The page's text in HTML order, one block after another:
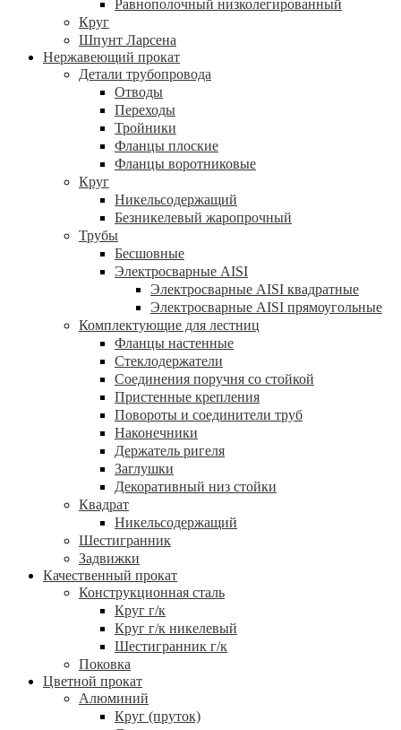
Равнополочный низколегированный
Круг
Шпунт Ларсена
Нержавеющий прокат
Детали трубопровода
Отводы
Переходы
Тройники
Фланцы плоские
Фланцы воротниковые
Круг
Никельсодержащий
Безникелевый жаропрочный
Трубы
Бесшовные
Электросварные AISI
Электросварные AISI квадратные
Электросварные AISI прямоугольные
Комплектующие для лестниц
Фланцы настенные
Стеклодержатели
Соединения поручня со стойкой
Пристенные крепления
Повороты и соединители труб
Наконечники
Держатель ригеля
Заглушки
Декоративный низ стойки
Квадрат
Никельсодержащий
Шестигранник
Задвижки
Качественный прокат
Конструкционная сталь
Круг г/к
Круг г/к никелевый
Шестигранник г/к
Поковка
Цветной прокат
Алюминий
Круг (пруток)